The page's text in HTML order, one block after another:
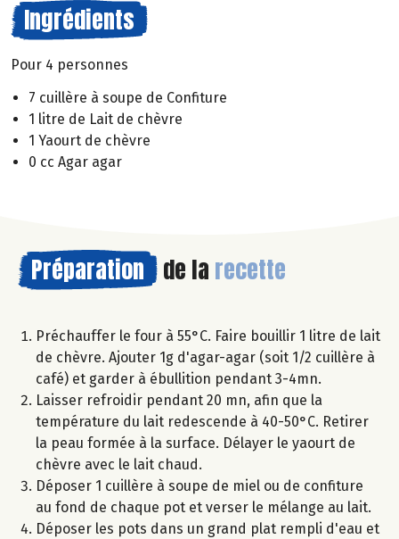
Ingrédients
Pour 4 personnes
7 cuillère à soupe de Confiture
1 litre de Lait de chèvre
1 Yaourt de chèvre
0 cc Agar agar
Préparation de la recette
Préchauffer le four à 55°C. Faire bouillir 1 litre de lait
de chèvre. Ajouter 1g d'agar-agar (soit 1/2 cuillère à
café) et garder à ébullition pendant 3-4mn.
Laisser refroidir pendant 20 mn, afin que la
température du lait redescende à 40-50°C. Retirer
la peau formée à la surface. Délayer le yaourt de
chèvre avec le lait chaud.
Déposer 1 cuillère à soupe de miel ou de confiture
au fond de chaque pot et verser le mélange au lait.
Déposer les pots dans un grand plat rempli d'eau et